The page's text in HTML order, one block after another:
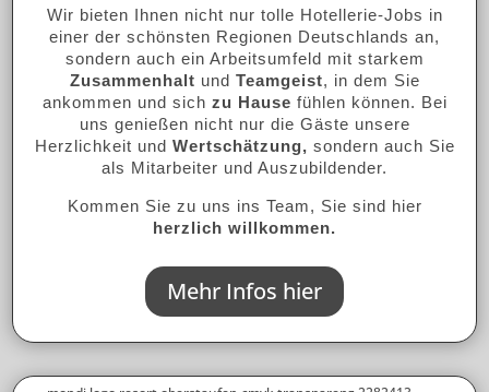
Wir bieten Ihnen nicht nur tolle Hotellerie-Jobs in
einer der schönsten Regionen Deutschlands an,
sondern auch ein Arbeitsumfeld mit starkem
Zusammenhalt und Teamgeist, in dem Sie
ankommen und sich zu Hause fühlen können. Bei
uns genießen nicht nur die Gäste unsere
Herzlichkeit und Wertschätzung, sondern auch Sie
als Mitarbeiter und Auszubildender.
Kommen Sie zu uns ins Team, Sie sind hier
herzlich willkommen.
Mehr Infos hier